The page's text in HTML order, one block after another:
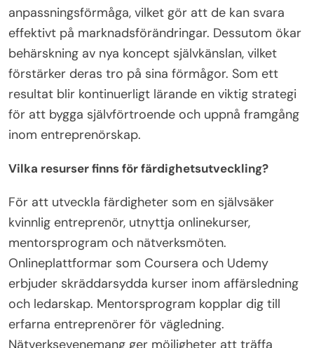
till högre framgångsgrader på konkurrensutsatta
marknader. Som ett resultat kan självsäkra
kvinnliga entreprenörer navigera genom
utmaningar mer effektivt och upprätthålla
motståndskraft i sina affärssträvanden.
Vilken roll spelar kontinuerligt lärande för att
bygga självförtroende?
Kontinuerligt lärande ökar avsevärt
självförtroendet för kvinnliga entreprenörer på
konkurrensutsatta marknader. Genom att skaffa
nya färdigheter och kunskaper känner sig
entreprenörer mer förberedda att hantera
utmaningar. Denna pågående utbildning främjar
anpassningsförmåga, vilket gör att de kan svara
effektivt på marknadsförändringar. Dessutom ökar
behärskning av nya koncept självkänslan, vilket